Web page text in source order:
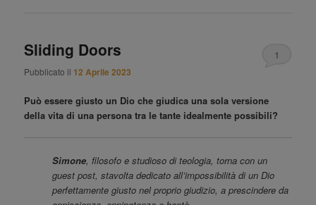
Sliding Doors
Pubblicato il 12 Aprile 2023
1
Può essere giusto un Dio che giudica una sola versione
della vita di una persona tra le tante idealmente possibili?
Simone, filosofo e studioso di teologia, torna con un
guest post, stavolta dedicato all’impossibilità di un Dio
perfettamente giusto nel proprio giudizio, a prescindere da